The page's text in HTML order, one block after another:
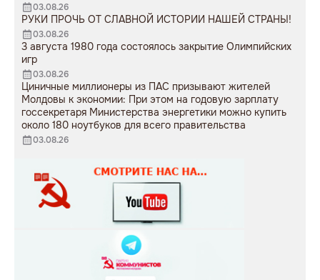
03.08.26
РУКИ ПРОЧЬ ОТ СЛАВНОЙ ИСТОРИИ НАШЕЙ СТРАНЫ!
03.08.26
3 августа 1980 года состоялось закрытие Олимпийских
игр
03.08.26
Циничные миллионеры из ПАС призывают жителей
Молдовы к экономии: При этом на годовую зарплату
госсекретаря Министерства энергетики можно купить
около 180 ноутбуков для всего правительства
03.08.26